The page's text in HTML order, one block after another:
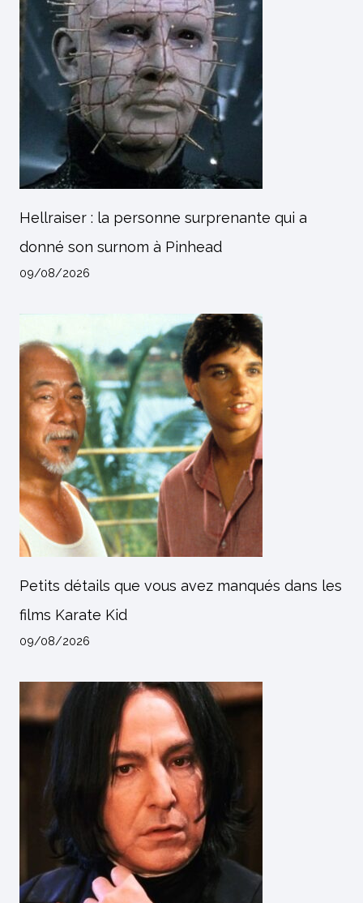
Hellraiser : la personne surprenante qui a
donné son surnom à Pinhead
09/08/2026
Petits détails que vous avez manqués dans les
films Karate Kid
09/08/2026